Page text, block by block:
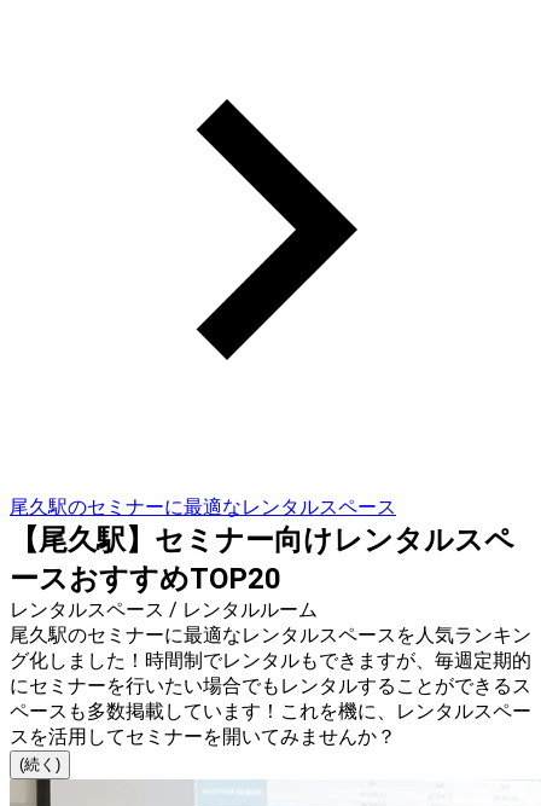
尾久駅のセミナーに最適なレンタルスペース
【尾久駅】セミナー向けレンタルスペ
ースおすすめTOP20
レンタルスペース / レンタルルーム
尾久駅のセミナーに最適なレンタルスペースを人気ランキン
グ化しました！時間制でレンタルもできますが、毎週定期的
にセミナーを行いたい場合でもレンタルすることができるス
ペースも多数掲載しています！これを機に、レンタルスペー
スを活用してセミナーを開いてみませんか？
(続く)